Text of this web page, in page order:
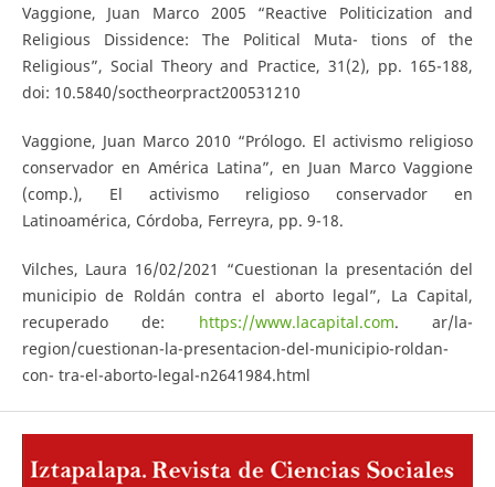
Vaggione, Juan Marco 2005 “Reactive Politicization and
Religious Dissidence: The Political Muta- tions of the
Religious”, Social Theory and Practice, 31(2), pp. 165-188,
doi: 10.5840/soctheorpract200531210
Vaggione, Juan Marco 2010 “Prólogo. El activismo religioso
conservador en América Latina”, en Juan Marco Vaggione
(comp.), El activismo religioso conservador en
Latinoamérica, Córdoba, Ferreyra, pp. 9-18.
Vilches, Laura 16/02/2021 “Cuestionan la presentación del
municipio de Roldán contra el aborto legal”, La Capital,
recuperado de: https://www.lacapital.com. ar/la-
region/cuestionan-la-presentacion-del-municipio-roldan-
con- tra-el-aborto-legal-n2641984.html